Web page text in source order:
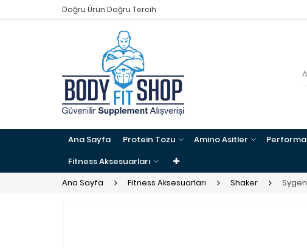
Doğru Ürün Doğru Tercih
Ana Sayfa Protein Tozu Amino Asitler
Fitness Aksesuarları
Ana Sayfa
Fitness Aksesuarları Shaker